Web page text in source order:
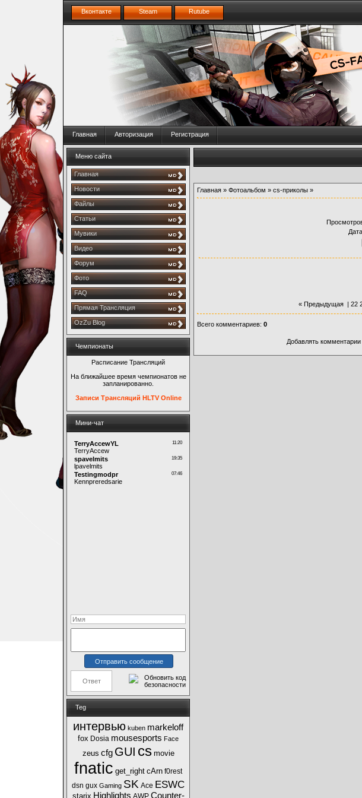
Вконтакте Steam Rutube
Главная Авторизация Регистрация
Меню сайта
Главная
Новости
Файлы
Статьи
Мувики
Видео
Форум
Фото
FAQ
Прямая Трансляция
OzZu Blog
Чемпионаты
Расписание Трансляций
На ближайшее время чемпионатов не
запланированно.
Записи Трансляций HLTV Online
Мини-чат
Teg
интервью kuben markeloff
fox Dosia mousesports Face
zeus cfg GUI cs movie
fnatic get_right cArn f0rest
dsn gux Gaming SK Ace ESWC
starix Highlights AWP Counter-
Главная » Фотоальбом » cs-приколы »
Дата
« Предыдущая | 22
Всего комментариев: 0
Добавлять комментарии